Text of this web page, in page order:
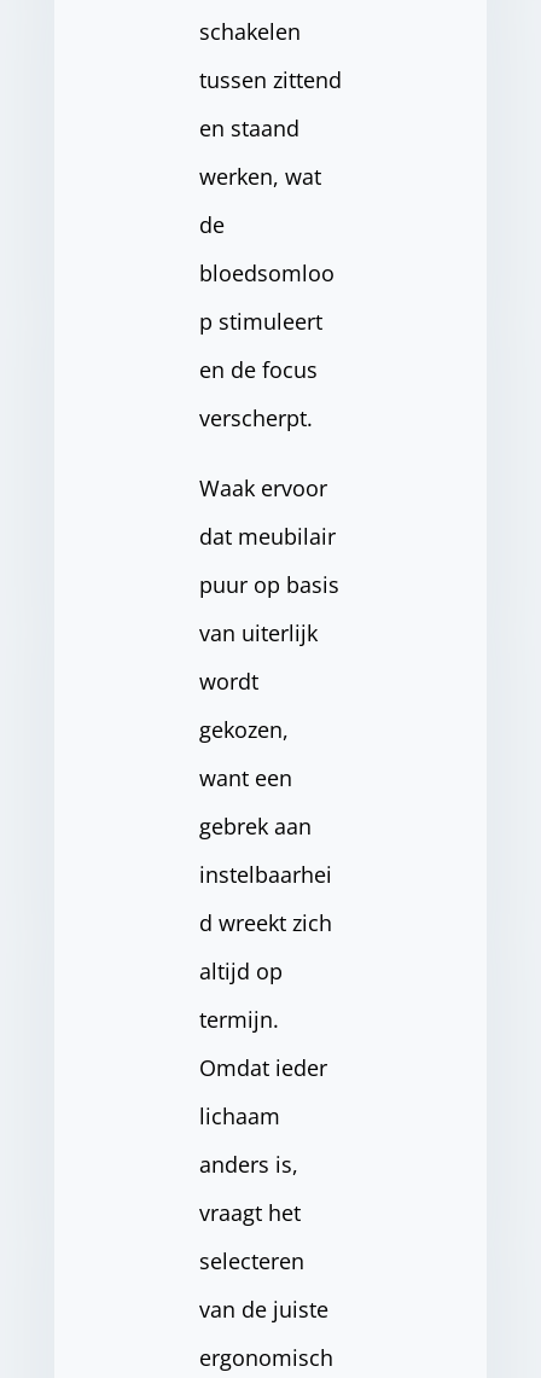
schakelen
tussen zittend
en staand
werken, wat
de
bloedsomloo
p stimuleert
en de focus
verscherpt.
Waak ervoor
dat meubilair
puur op basis
van uiterlijk
wordt
gekozen,
want een
gebrek aan
instelbaarhei
d wreekt zich
altijd op
termijn.
Omdat ieder
lichaam
anders is,
vraagt het
selecteren
van de juiste
ergonomisch